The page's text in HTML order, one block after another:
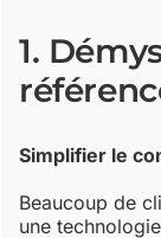
1.
Simplifier le
Beaucoup de
une